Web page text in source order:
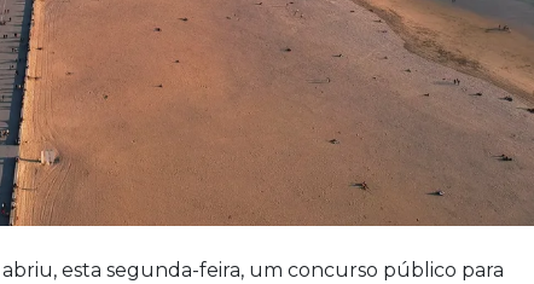
esta segunda-feira, um concurso público para